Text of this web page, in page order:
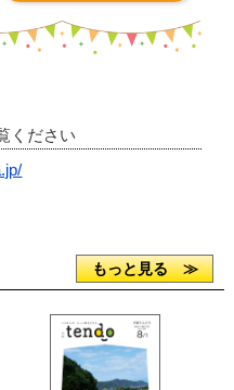
ください
もっと見る ≫